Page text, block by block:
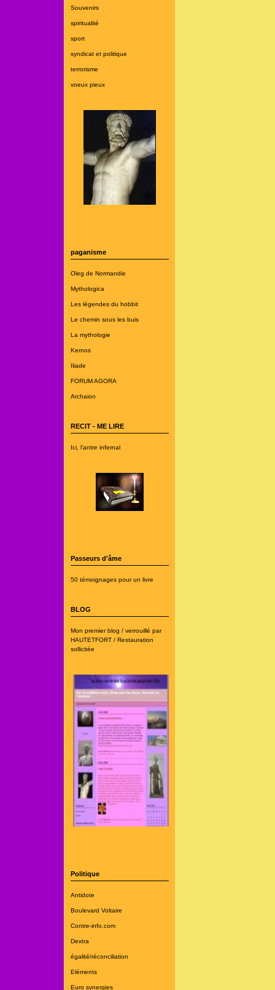
Souvenirs
spiritualité
sport
syndicat et politique
terrorisme
voeux pieux
paganisme
Oleg de Normandie
Mythologica
Les légendes du hobbit
Le chemin sous les buis
La mythologie
Kernos
Iliade
FORUM AGORA
Archaion
RECIT - ME LIRE
Ici, l'antre infernal
Passeurs d'âme
50 témoignages pour un livre
BLOG
Mon premier blog / verrouillé par
HAUTETFORT / Restauration
sollicitée
Politique
Antidote
Boulevard Voltaire
Contre-info.com
Dextra
égalité/réconciliation
Eléments
Euro synergies